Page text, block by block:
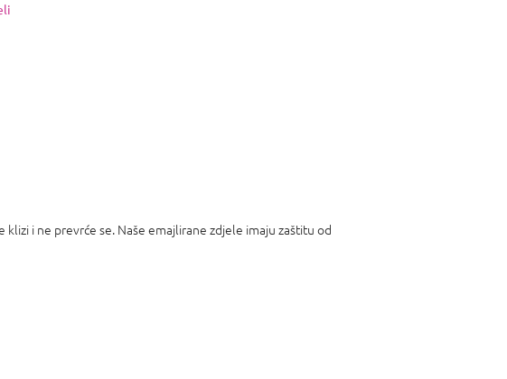
i ne prevrće se. Naše emajlirane zdjele imaju zaštitu od